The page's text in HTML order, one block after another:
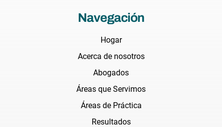
Navegación
Hogar
Acerca de nosotros
Abogados
Áreas que Servimos
Áreas de Práctica
Resultados